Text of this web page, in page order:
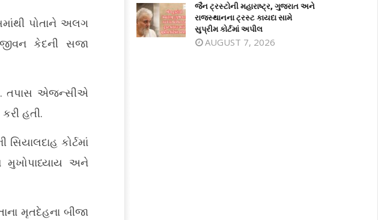
હવે ઘરે જ બનાવો બટાટાની જગ્યાએ હેલ્ધી
ગાજરની ફ્રાઈઝ, જાણો રેસીપી
જંતર-મંતરને પ્રદર્શન સ્થળ તરીકે કેમ
નથી કરી દેવામાં આવતું?: દિલ્હી
કેન્દ્ર સરકારને સવાલ
May
પોતાને અલગ
કેદની સજા
તપાસ એજન્સીએ
હતી.
કોર્ટમાં
મુખોપાધ્યાય અને
મૃતદેહના બીજા
જૈન ટ્રસ્ટોની મહારાષ્ટ્ર, ગુજરાત અને
રાજસ્થાનના ટ્રસ્ટ કાયદા સામે
સુપ્રીમ કોર્ટમાં અપીલ
AUGUST 7, 2026